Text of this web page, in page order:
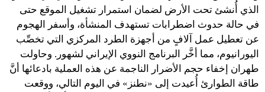
الذي أُنشئ تحت الأرض لضمان استمرار تشغيل الموقع حتى
في حالة حدوث اضطرابات تستهدف المنشأة، وأسفر الهجوم
عن تعطيل عمل آلافٍ من أجهزة الطرد المركزي التي تخصِّب
اليورانيوم، مما أخَّر البرنامج النووي الإيراني لشهور. وحاولت
طهران إخفاء حجم الأضرار الناجمة عن هذه العملية بادعائها أنَّ
طاقة الطوارئ أُعيدت إلى «نطنز» في اليوم التالي، ووقعت